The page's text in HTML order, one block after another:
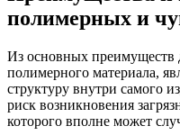
полимерных и
Из основных преимуществ
полимерного материала,
структуру внутри самого
риск возникновения
которого вполне может